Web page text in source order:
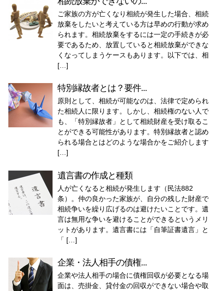
ご家族の方が亡くなり相続が発生した場合、相続
放棄をしたいと考えている方は早めの行動が求め
られます。相続放棄をするには一定の手続きが必
要であるため、放置していると相続放棄ができな
くなってしまうケースもあります。以下では、相
[…]
特別縁故者とは？要件...
原則として、相続が可能なのは、法律で定められ
た相続人に限ります。しかし、相続権のない人で
も、「特別縁故者」として相続財産を受け取るこ
とができる可能性があります。特別縁故者と認め
られる場合とはどのような場合かをご紹介します
[…]
遺言書の作成と種類
人が亡くなると相続が発生します（民法882
条）。仲の良かった家族が、自分の残した財産で
相続争いを繰り広げるのは避けたいことです。遺
言は無用な争いを避けることができるというメリ
ットがあります。遺言書には「自筆証書遺言」と
「 […]
企業・法人相手の債権...
企業や法人相手の場合に債権回収が必要となる場
面は、売掛金、貸付金の回収ができない場合や取